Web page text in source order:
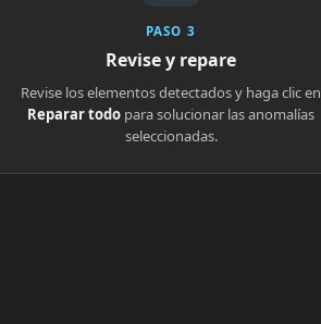
PASO 3
Revise y repare
Revise los elementos detectados y haga clic en
Reparar todo para solucionar las anomalías
seleccionadas.